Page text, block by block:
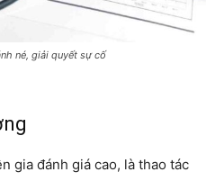
né, giải quyết sự cố
gia đánh giá cao, là thao tác